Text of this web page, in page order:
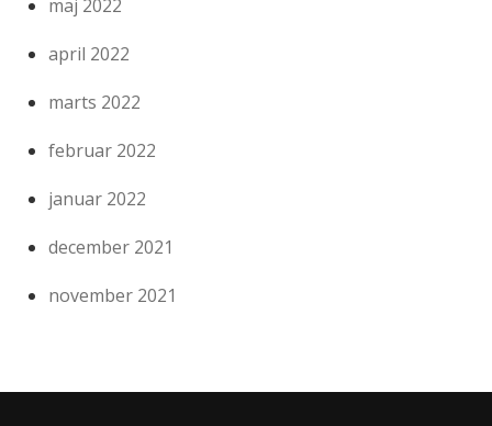
maj 2022
april 2022
marts 2022
februar 2022
januar 2022
december 2021
november 2021